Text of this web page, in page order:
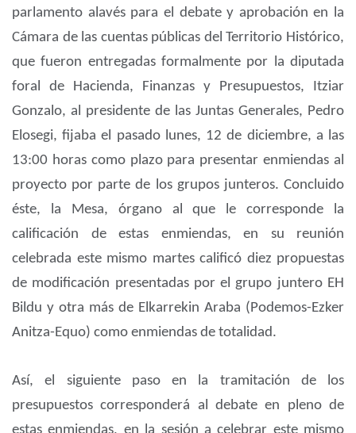
parlamento alavés para el debate y aprobación en la
Cámara de las cuentas públicas del Territorio Histórico,
que fueron entregadas formalmente por la diputada
foral de Hacienda, Finanzas y Presupuestos, Itziar
Gonzalo, al presidente de las Juntas Generales, Pedro
Elosegi, fijaba el pasado lunes, 12 de diciembre, a las
13:00 horas como plazo para presentar enmiendas al
proyecto por parte de los grupos junteros. Concluido
éste, la Mesa, órgano al que le corresponde la
calificación de estas enmiendas, en su reunión
celebrada este mismo martes calificó diez propuestas
de modificación presentadas por el grupo juntero EH
Bildu y otra más de Elkarrekin Araba (Podemos-Ezker
Anitza-Equo) como enmiendas de totalidad.
Así, el siguiente paso en la tramitación de los
presupuestos corresponderá al debate en pleno de